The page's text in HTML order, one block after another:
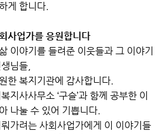
게 합니다.
사업가를 응원합니다
이야기를 들려준 이웃들과 그 이야기
님들,
한 복지기관에 감사합니다.
지사사무소 ‘구슬’과 함께 공부한 이
나눌 수 있어 기쁩니다.
가려는 사회사업가에게 이 이야기들